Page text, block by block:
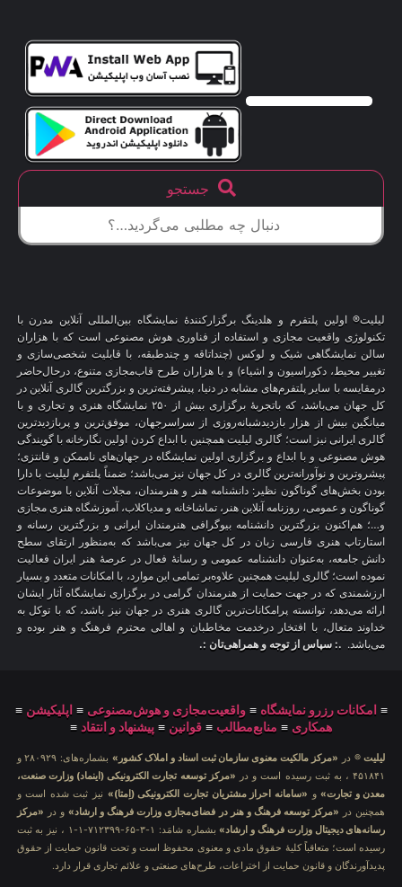
جستجو
لیلیت® اولین پلتفرم و هلدینگ برگزارکنندهٔ نمایشگاه بین‌المللی آنلاین مدرن با
تکنولوژی واقعیت مجازی و استفاده از فناوری هوش مصنوعی است که با هزاران
سالن نمایشگاهی شیک و لوکس (چنداتاقه و چندطبقه، با قابلیت شخصی‌سازی و
تغییر محیط، دکوراسیون و اشیاء) و با هزاران طرح قاب‌مجازی متنوع، درحال‌حاضر
درمقایسه با سایر پلتفرم‌های مشابه در دنیا، پیشرفته‌ترین و بزرگترین گالری آنلاین در
کل جهان می‌باشد، که باتجربهٔ برگزاری بیش از ۲۵۰ نمایشگاه هنری و تجاری و با
میانگین بیش از هزار بازدیدشبانه‌روزی از سراسرجهان، موفق‌ترین و پربازدیدترین
گالری ایرانی نیز است؛ گالری لیلیت همچنین با ابداع کردن اولین نگارخانه با گویندگی
هوش مصنوعی و با ابداع و برگزاری اولین نمایشگاه در جهان‌های ناممکن و فانتزی؛
پیشروترین و نوآورانه‌ترین گالری در کل جهان نیز می‌باشد؛ ضمناً پلتفرم لیلیت با دارا
بودن بخش‌های گوناگون نظیر: دانشنامه هنر و هنرمندان، مجلات آنلاین با موضوعات
گوناگون و عمومی، روزنامه آنلاین هنر، تماشاخانه و مدیاکلاب، آموزشگاه هنری مجازی
و…؛ هم‌اکنون بزرگترین دانشنامه بیوگرافی هنرمندان ایرانی و بزرگترین رسانه و
استارتاپ هنری فارسی زبان در کل جهان نیز می‌باشد که به‌منظور ارتقای سطح
دانش جامعه، به‌عنوان دانشنامه عمومی و رسانهٔ فعال در عرصهٔ هنر ایران فعالیت
نموده است؛ گالری لیلیت همچنین علاوه‌بر تمامی این موارد، با امکانات متعدد و بسیار
ارزشمندی که در جهت حمایت از هنرمندان گرامی در برگزاری نمایشگاه آثار ایشان
ارائه می‌دهد، توانسته پرامکانات‌ترین گالری هنری در جهان نیز باشد، که با توکل به
خداوند متعال، با افتخار درخدمت مخاطبان و اهالی محترم فرهنگ و هنر بوده و
می‌باشد. .: سپاس از توجه و همراهی‌تان :.
≡ امکانات رزرو نمایشگاه ≡واقعیت‌مجازی و هوش‌مصنوعی ≡ اپلیکیشن ≡
همکاری ≡ منابع‌مطالب ≡ قوانین ≡ پیشنهاد و انتقاد ≡
لیلیت® در «مرکز مالکیت معنوی سازمان ثبت اسناد و املاک کشور»
بشماره‌های: ۲۸۰۹۲۹ و
۴۵۱۸۴۱ ، به ثبت رسیده است و در
«مرکز توسعه تجارت الکترونیکی (اینماد) وزارت صنعت،
معدن و تجارت»و «سامانه احراز مشتریان تجارت الکترونیکی (اِمتا)» نیز ثبت شده است و
همچنین در «مرکز توسعه فرهنگ و هنر در فضای‌مجازی وزارت فرهنگ و ارشاد» و در «مرکز
رسانه‌های دیجیتال وزارت فرهنگ و ارشاد»
بشماره شامَد: ۱-۳-۶۵-۷۱۲۳۹۹-۱-۱ ، نیز به ثبت
رسیده است؛ متعاقباً کلیهٔ حقوق مادی و معنوی محفوظ است و تحت قانون حمایت از حقوق
پدیدآورندگان و قانون حمایت از اختراعات، طرح‌های صنعتی و علائم تجاری قرار دارد.